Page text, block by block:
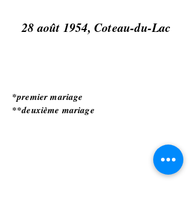
28 août 1954, Coteau-du-Lac
*premier mariage
**deuxième mariage